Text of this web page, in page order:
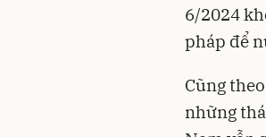
6/2024
pháp để
Cũng
những